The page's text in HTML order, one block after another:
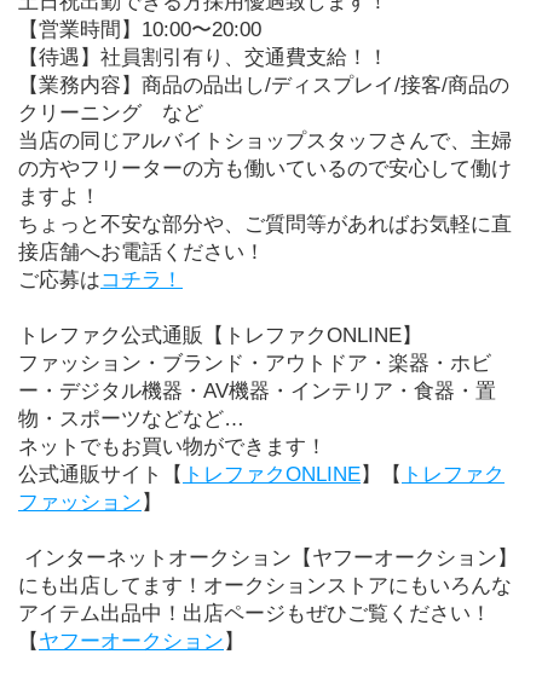
【営業時間】10:00〜20:00
【待遇】社員割引有り、交通費支給！！
【業務内容】商品の品出し/ディスプレイ/接客/商品の
クリーニング　など
当店の同じアルバイトショップスタッフさんで、主婦
の方やフリーターの方も働いているので安心して働け
ますよ！
ちょっと不安な部分や、ご質問等があればお気軽に直
接店舗へお電話ください！
ご応募はコチラ！
トレファク公式通販【トレファクONLINE】
ファッション・ブランド・アウトドア・楽器・ホビ
ー・デジタル機器・AV機器・インテリア・食器・置
物・スポーツなどなど…
ネットでもお買い物ができます！
公式通販サイト【 トレファクONLINE】【 トレファク
ファッション 】
にも出店してます！オークションストアにもいろんな
アイテム出品中！出店ページもぜひご覧ください！
【 ヤフーオークション 】